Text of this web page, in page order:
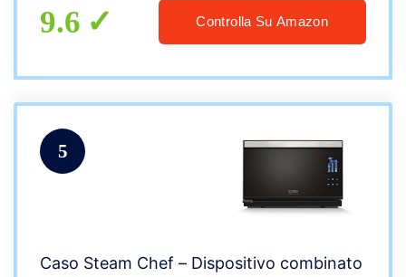
31 L, Nero
9.6 Controlla Su Amazon
5
Caso Steam Chef – Dispositivo combinato